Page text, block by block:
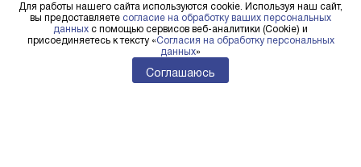
Для физических лиц
shop@l-rus.ru
Для юридических лиц
Для работы нашего сайта используются cookie. Используя наш сайт,
вы предоставляете согласие на обработку ваших персональных
данных с помощью сервисов веб-аналитики (Cookie) и
присоединяетесь к тексту «Согласия на обработку персональных
данных»
Соглашаюсь